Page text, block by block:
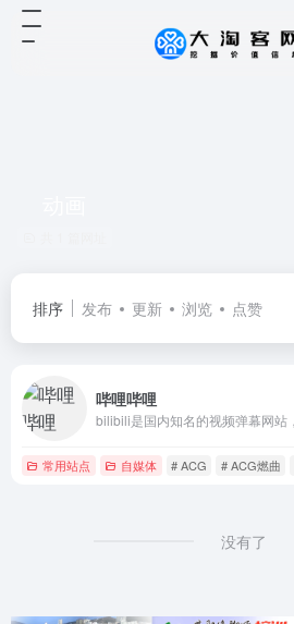
排序 发布 更新 浏览 点赞
哔哩哔哩
常用站点 自媒体 # ACG # ACG燃曲
没有了